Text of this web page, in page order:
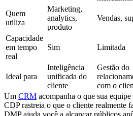
Quem
utiliza
Marketing,
analytics,
produto
Vendas,
Capacidade
em tempo
real
Sim Limitada
Ideal para
Inteligência
unificada do
cliente
Gestão do
com o
Um CRM acompanha o que sua
CDP rastreia o que o cliente realmente
DMP ajuda você a alcançar públicos